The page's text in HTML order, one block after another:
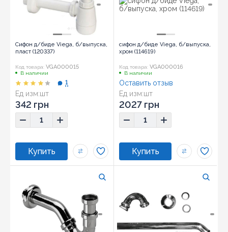
Сифон д/биде Viega, б/выпуска,
пласт (120337)
Код товара: VGA000015
В наличии
Ед изм:шт
1
342 грн
сифон д/биде Viega, б/выпуска,
хром (114619)
Код товара: VGA000016
В наличии
Ед изм:шт
Оставить отзыв
2027 грн